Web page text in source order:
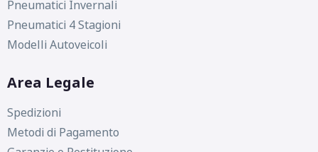
Pneumatici Invernali
Pneumatici 4 Stagioni
Modelli Autoveicoli
Area Legale
Spedizioni
Metodi di Pagamento